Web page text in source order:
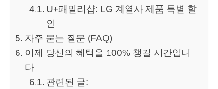
U+패밀리샵: LG 계열사 제품 특별 할
인
자주 묻는 질문 (FAQ)
이제 당신의 혜택을 100% 챙길 시간입니
다
관련된 글: